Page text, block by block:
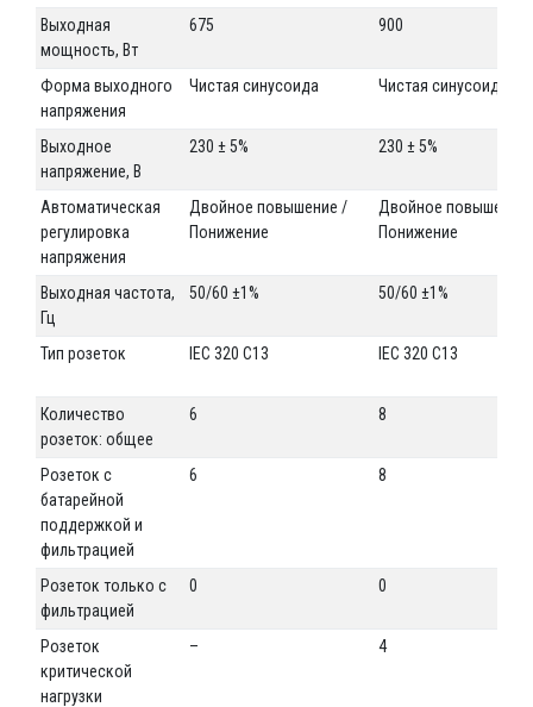
Выходная
мощность, Вт
675 900
Форма выходного
напряжения
Чистая синусоида Чистая синусоида
Выходное
напряжение, В
230 ± 5% 230 ± 5%
Автоматическая
регулировка
напряжения
Двойное повышение /
Понижение
Двойное повышение
Понижение
Выходная частота,
Гц
50/60 ±1% 50/60 ±1%
Тип розеток IEC 320 C13 IEC 320 C13
Количество
розеток: общее
6 8
Розеток с
батарейной
поддержкой и
фильтрацией
6 8
Розеток только с
фильтрацией
0 0
Розеток
критической
нагрузки
– 4